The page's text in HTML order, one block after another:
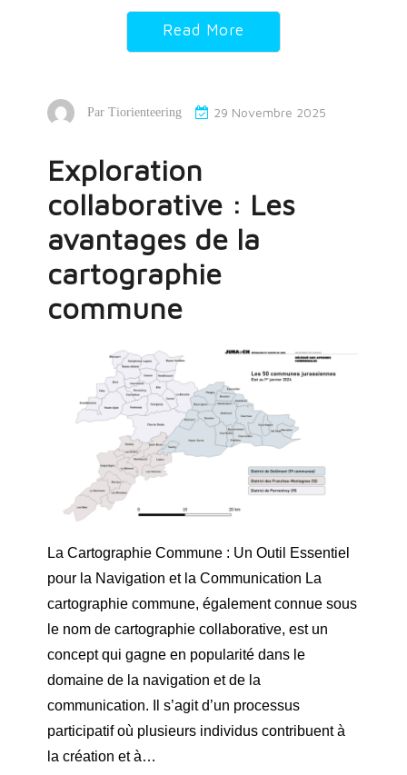
Read More
Par Tiorienteering 29 Novembre 2025
Exploration
collaborative : Les
avantages de la
cartographie
commune
La Cartographie Commune : Un Outil Essentiel
pour la Navigation et la Communication La
cartographie commune, également connue sous
le nom de cartographie collaborative, est un
concept qui gagne en popularité dans le
domaine de la navigation et de la
communication. Il s’agit d’un processus
participatif où plusieurs individus contribuent à
la création et à…